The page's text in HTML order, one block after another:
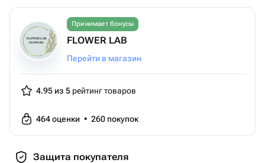
Принимает бонусы
FLOWER LAB
Перейти в магазин
4.95 из 5 рейтинг товаров
464оценки • 260 покупок
Защита покупателя